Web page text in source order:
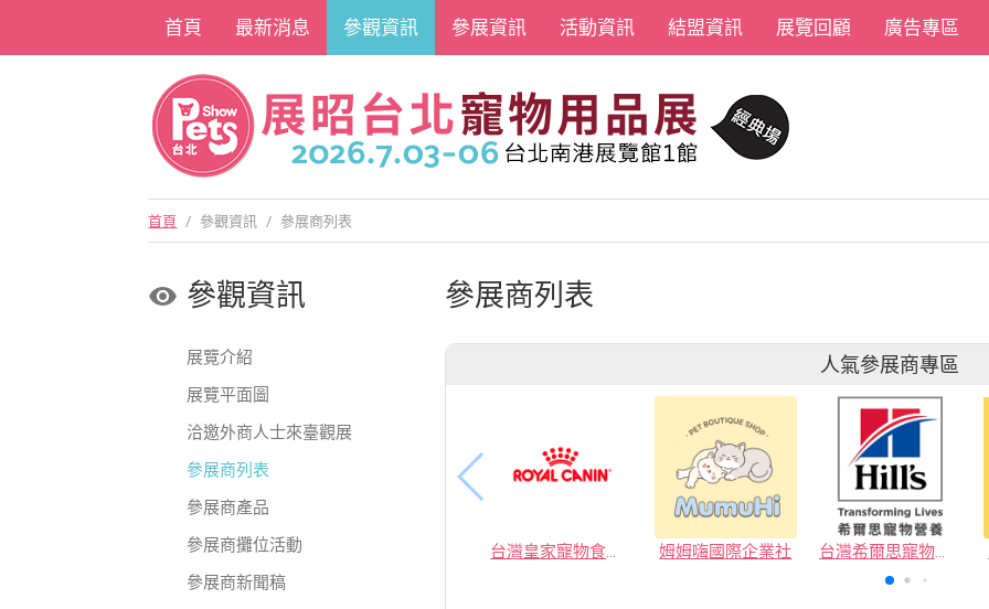
首頁 最新消息 參觀資訊 參展資訊 活動資訊 結盟資訊 展覽回顧 廣告專區
首頁 / 參觀資訊 / 參展商列表
參觀資訊
展覽介紹
展覽平面圖
洽邀外商人士來臺觀展
參展商列表
參展商產品
參展商攤位活動
參展商新聞稿
參展商列表
人氣參展商專區
台灣皇家寵物食品有限公司 姆姆嗨國際企業社 台灣希爾思寵物營養品有限公司